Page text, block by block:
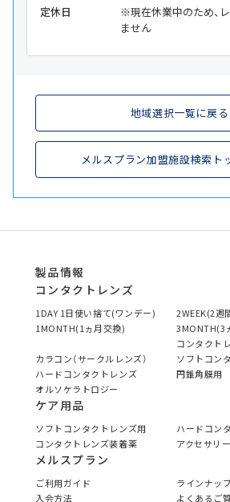
定休日
※現在休業中のため、
ません
地域選択一覧に戻る
メルスプラン加盟施設検索ト
製品情報
コンタクトレンズ
1DAY 1日使い捨て(ワンデー)
2WEEK(2週
1MONTH(1ヵ月交換)
3MONTH(3
コンタクト
カラコン（サークルレンズ）
ソフトコン
ハードコンタクトレンズ
円錐角膜用
オルソケラトロジー
ケア用品
ソフトコンタクトレンズ用
ハードコン
コンタクトレンズ装着薬
アクセサリ
メルスプラン
ご利用ガイド
ラインナッ
入会方法
よくあるご